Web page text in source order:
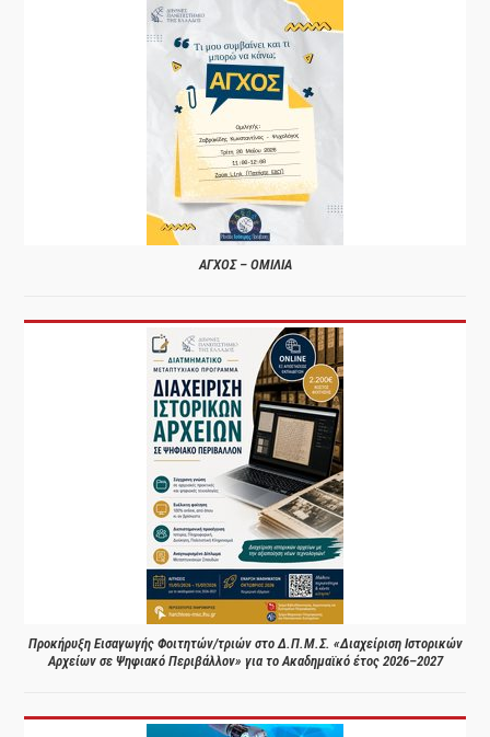
ΑΓΧΟΣ – ΟΜΙΛΙΑ
Προκήρυξη Εισαγωγής Φοιτητών/τριών στο Δ.Π.Μ.Σ. «Διαχείριση Ιστορικών
Αρχείων σε Ψηφιακό Περιβάλλον» για το Ακαδημαϊκό έτος 2026–2027